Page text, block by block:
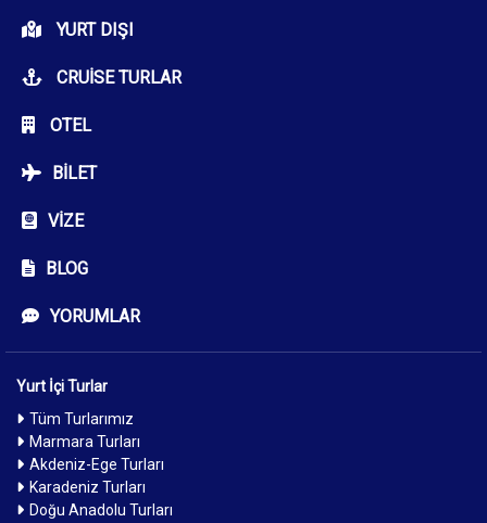
YURT DIŞI
CRUISE TURLAR
OTEL
BILET
VIZE
BLOG
YORUMLAR
Yurt İçi Turlar
Tüm Turlarımız
Marmara Turları
Akdeniz-Ege Turları
Karadeniz Turları
Doğu Anadolu Turları